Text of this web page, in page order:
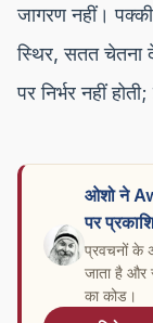
जागरण नहीं।
स्थिर, सतत चेतना
पर निर्भर नहीं
ओशो ने
पर
प्रवचनों के
जाता है और
का कोड।